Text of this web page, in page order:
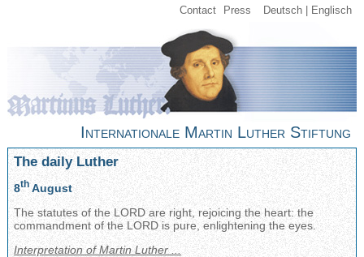
Contact Press Deutsch Englisch
Internationale Martin Luther Stiftung
The daily Luther
8thAugust
The statutes of the LORD are right, rejoicing the heart: the
commandment of the LORD is pure, enlightening the eyes.
Interpretation of Martin Luther ...